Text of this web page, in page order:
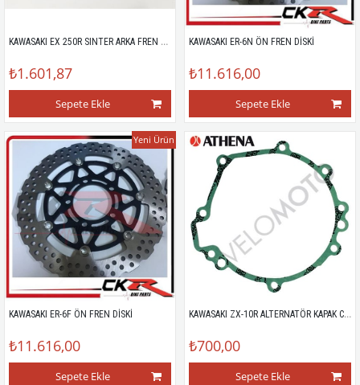
KAWASAKI EX 250R SINTER ARKA FREN BALATASI
₺1.601,87
Sepete Ekle
KAWASAKI ER-6N ÖN FREN DİSKİ
₺11.616,00
Sepete Ekle
KAWASAKI ER-6F ÖN FREN DİSKİ
₺11.616,00
Sepete Ekle
Yeni Ürün
KAWASAKI ZX-10R ALTERNATÖR KAPAK CONTASI (06-10)
₺700,00
Sepete Ekle